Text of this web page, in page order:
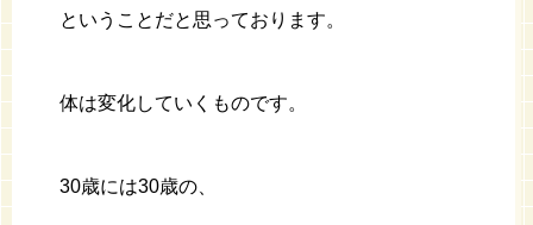
ということだと思っております。
体は変化していくものです。
30歳には30歳の、